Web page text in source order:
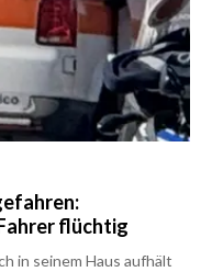
flüchtig
in seinem Haus aufhält